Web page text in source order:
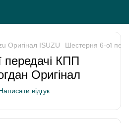
Оригінал ISUZU Шестерня 6-ої
передачі КПП
Оригінал
відгук